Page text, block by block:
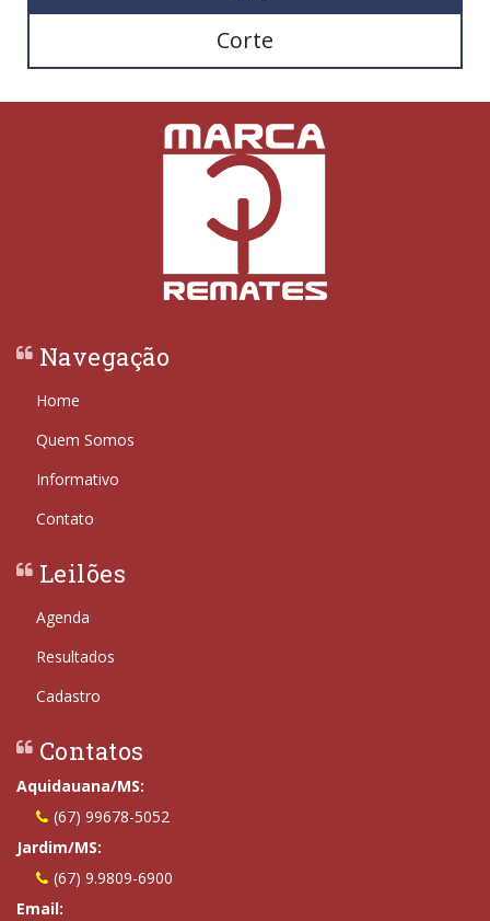
Corte
Navegação
Home
Quem Somos
Informativo
Contato
Leilões
Agenda
Resultados
Cadastro
Contatos
Aquidauana/MS:
(67) 99678-5052
Jardim/MS:
(67) 9.9809-6900
Email: